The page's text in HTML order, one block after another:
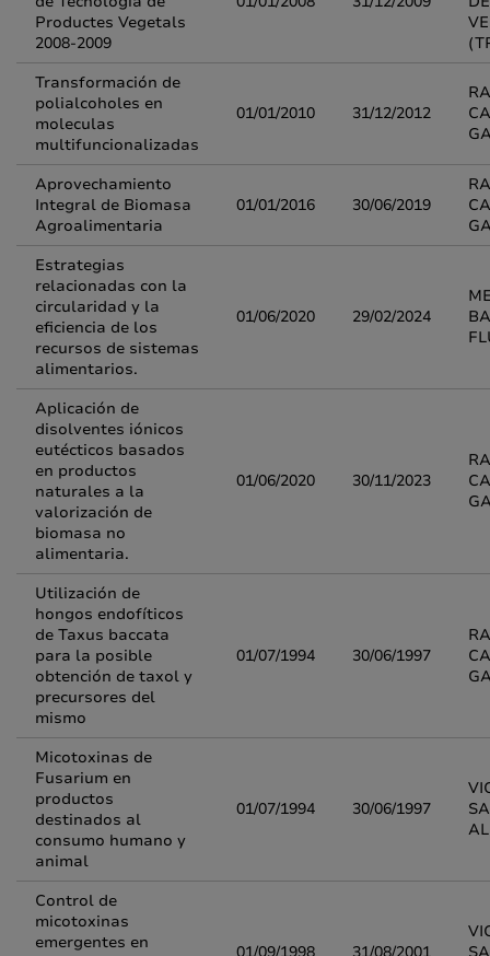
Productes Vegetals
2008-2009
Transformación de
polialcoholes en
moleculas
multifuncionalizadas
01/01/2010 31/12/2012
Aprovechamiento
Integral de Biomasa
Agroalimentaria
01/01/2016 30/06/2019
Estrategias
relacionadas con la
circularidad y la
eficiencia de los
recursos de sistemas
alimentarios.
01/06/2020 29/02/2024
Aplicación de
disolventes iónicos
eutécticos basados
en productos
naturales a la
valorización de
biomasa no
alimentaria.
01/06/2020 30/11/2023
Utilización de
hongos endofíticos
de Taxus baccata
para la posible
obtención de taxol y
precursores del
mismo
01/07/1994 30/06/1997
Micotoxinas de
Fusarium en
productos
destinados al
consumo humano y
animal
01/07/1994 30/06/1997
Control de
micotoxinas
emergentes en